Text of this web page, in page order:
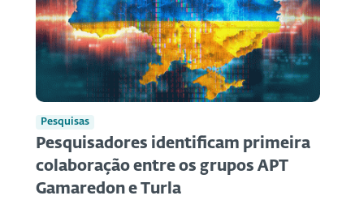
Pesquisas
Pesquisadores identificam primeira
colaboração entre os grupos APT
Gamaredon e Turla